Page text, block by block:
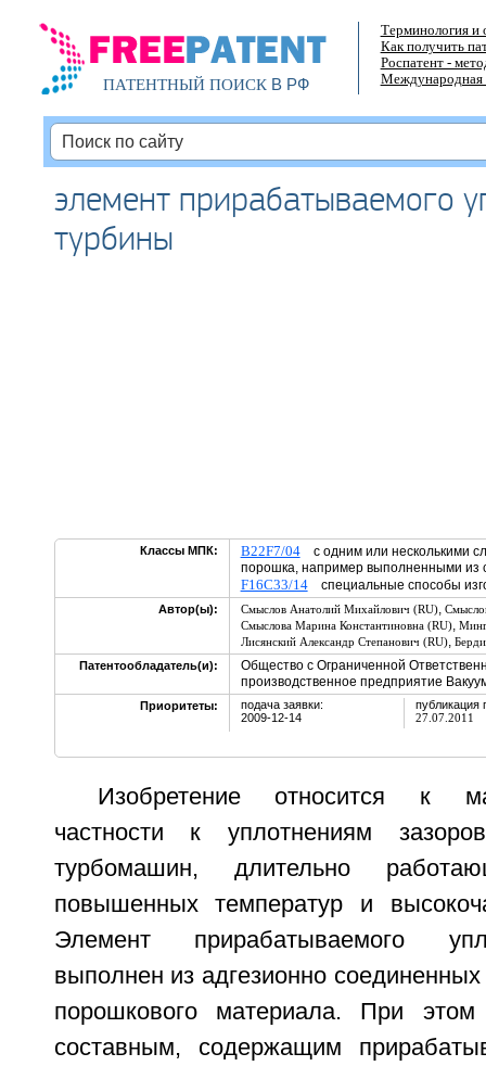
ПАТЕНТНЫЙ ПОИСКВ РФ
Терминология и
Как получить
Роспатент -
Международная
элемент прирабатываемого
турбины
Классы МПК: B22F7/04с одним или несколькими
порошка, например выполненными
F16C33/14специальные способы
Автор(ы): Смыслов Анатолий Михайлович (RU),
Смыслова Марина Константиновна (RU),
Лисянский Александр Степанович (RU),
Патентообладатель(и):
Общество с Ограниченной
производственное предприятие
Приоритеты:
подача заявки:
2009-12-14
публикация
27.07.2011
Изобретение относится к
частности к уплотнениям
турбомашин, длительно
повышенных температур и
Элемент прирабатываемого
выполнен из адгезионно
порошкового материала. При
составным, содержащим